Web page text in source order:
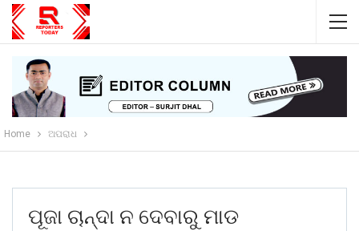
Home ଅପରାଧ
ପୂଜା ଚାନ୍ଦା ନ ଦେବାରୁ ମାଡ